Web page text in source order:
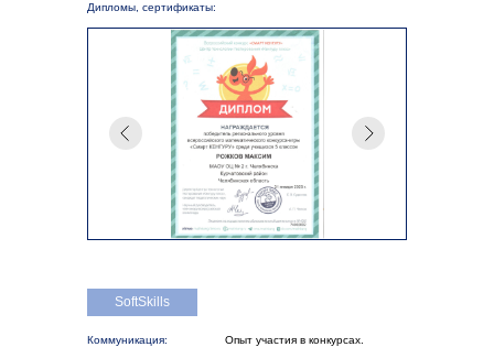
Дипломы, сертификаты:
Опыт участия в конкурсах.
Коммуникация:
SoftSkills